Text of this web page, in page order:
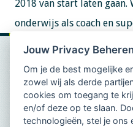
2018 van start laten
onderwijs als coach en
Jouw Privacy
Om je de best mogelijke
zowel wij als derde
cookies om toegang te
en/of deze op te slaan.
technologieën, stel je ons